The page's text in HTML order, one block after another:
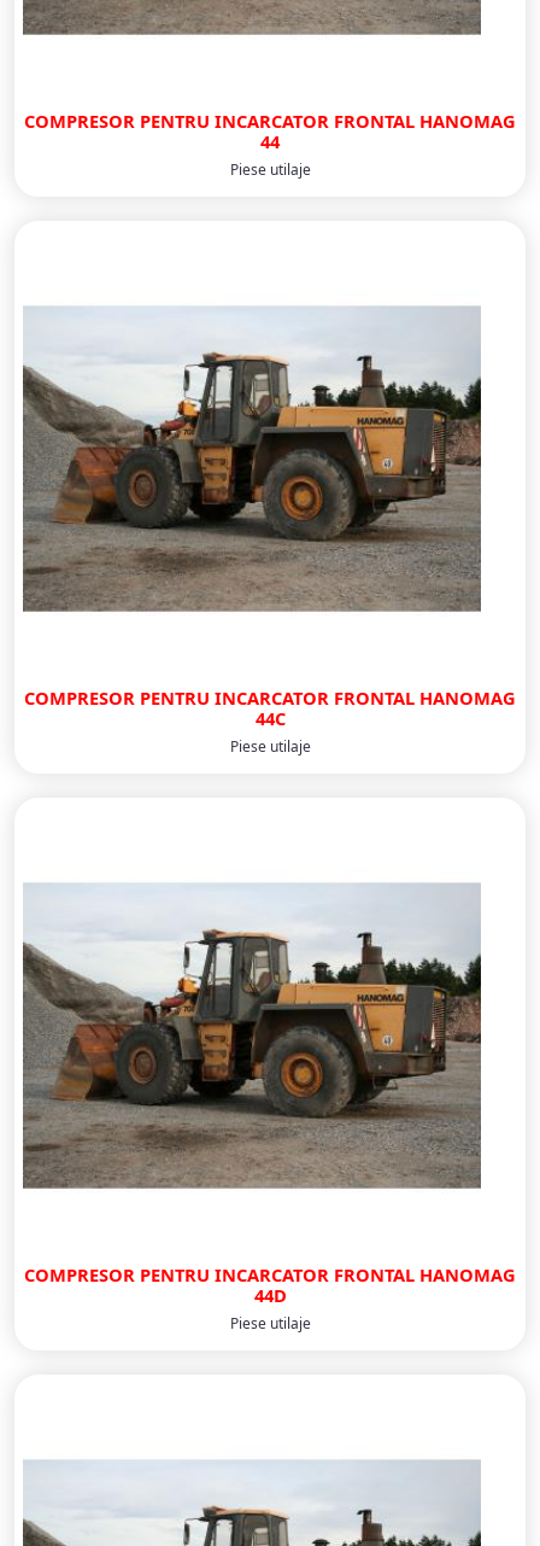
COMPRESOR PENTRU INCARCATOR FRONTAL HANOMAG
44
Piese utilaje
COMPRESOR PENTRU INCARCATOR FRONTAL HANOMAG
44C
Piese utilaje
COMPRESOR PENTRU INCARCATOR FRONTAL HANOMAG
44D
Piese utilaje